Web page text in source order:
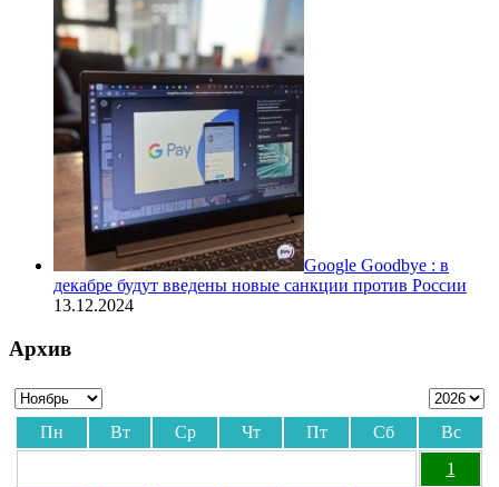
Google Goodbye : в
декабре будут введены новые санкции против России
13.12.2024
Архив
Пн Вт Ср Чт Пт Сб
Вс
1